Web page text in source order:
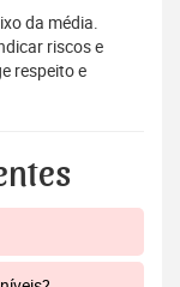
da média.
riscos e
respeito e